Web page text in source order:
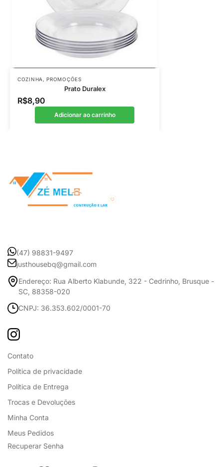
COZINHA ,PROMOÇÕES
Prato Duralex
R$8,90
Adicionar ao carrinho
(47) 98831-9497
justhousebq@gmail.com
Endereço: Rua Alberto Klabunde, 322 - Cedrinho, Brusque -
SC, 88358-020
CNPJ: 36.353.602/0001-70
Contato
Política de privacidade
Política de Entrega
Trocas e Devoluções
Minha Conta
Meus Pedidos
Recuperar Senha